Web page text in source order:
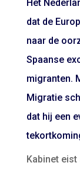
Het
dat de
naar de
Spaanse
migranten.
Migratie
dat hij een
Kabinet eist